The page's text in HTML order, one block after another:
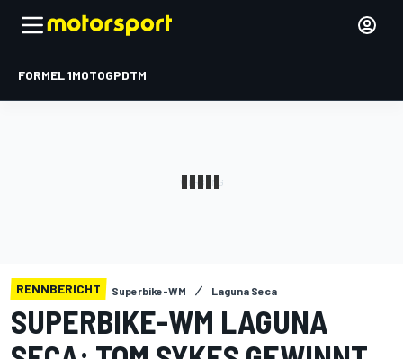
FORMEL 1MOTOGPDTM
RENNBERICHT Superbike-WM Laguna Seca
SUPERBIKE-WM LAGUNA